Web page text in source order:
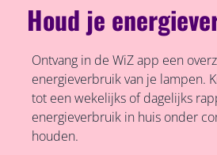
Houd je
Ontvang in de WiZ app een
energieverbruik van je lampen.
tot een wekelijks of dagelijks
energieverbruik in huis onder
houden.